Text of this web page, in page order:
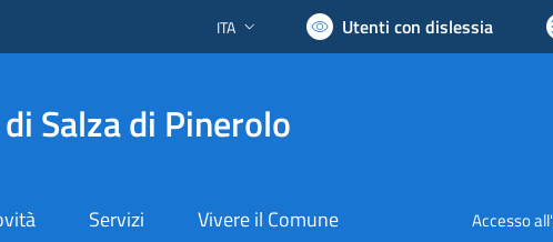
Lingua attiva:
ITA Utenti con dislessia
Salza di Pinerolo
Servizi Vivere il Comune Accesso